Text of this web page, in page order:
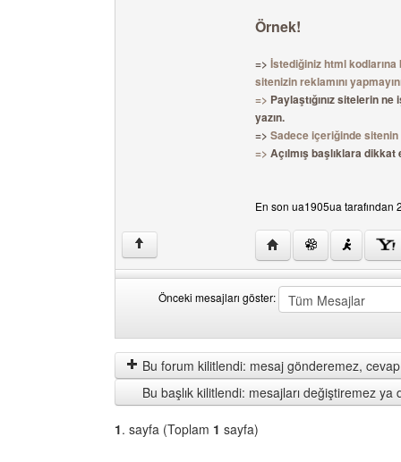
Örnek!
=> İstediğiniz html
sitenizin reklamını
=> Paylaştığınız sitelerin ne
yazın.
=> Sadece içeriğinde sitenin
=> Açılmış başlıklara
En son ua1905ua
↑ Yazarın web sitesini
Önceki mesajları göster:
mesajları
göster
by
Bu forum kilitlendi: mesaj gönderemez,
Bu başlık kilitlendi: mesajları değiştiremez ya
1. sayfa (Toplam 1 sayfa)